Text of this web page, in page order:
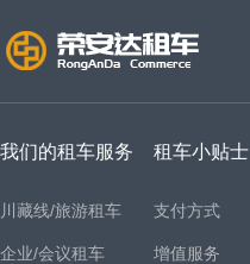
我们的租车服务
川藏线/旅游租车
企业/会议租车
租车小贴士
支付方式
增值服务